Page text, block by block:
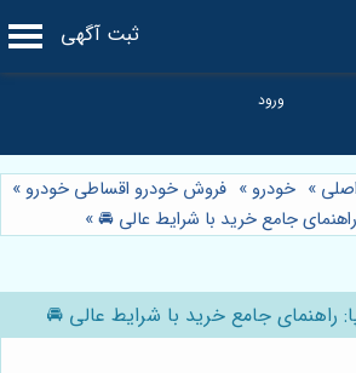
ثبت آگهی
» خودرو » فروش خودرو اقساطی خودرو »
جامع خرید با شرایط عالی 🚘»
راهنمای جامع خرید با شرایط عالی 🚘